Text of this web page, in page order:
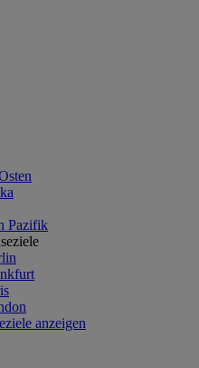
Pazifik
anzeigen